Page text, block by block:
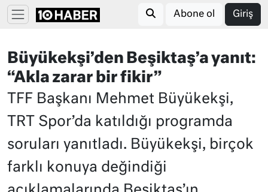
Abone ol Giriş
Büyükekşi’den Beşiktaş’a yanıt:
“Akla zarar bir fikir”
TFF Başkanı Mehmet Büyükekşi,
TRT Spor’da katıldığı programda
soruları yanıtladı. Büyükekşi, birçok
farklı konuya değindiği